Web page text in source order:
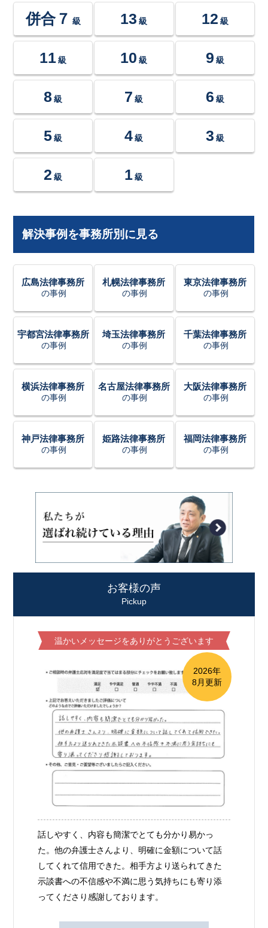
併合７ 級 13 級 12 級
11 級 10 級 9 級
8 級 7 級 6 級
5 級 4 級 3 級
2 級 1 級
解決事例を事務所別に見る
広島法律事務所
の事例
札幌法律事務所
の事例
東京法律事務所
の事例
宇都宮法律事務所
の事例
埼玉法律事務所
の事例
千葉法律事務所
の事例
横浜法律事務所
の事例
名古屋法律事務所
の事例
大阪法律事務所
の事例
神戸法律事務所
の事例
姫路法律事務所
の事例
福岡法律事務所
の事例
お客様の声
Pickup
温かいメッセージをありがとうございます
2026年
8月更新
話しやすく、内容も簡潔でとても分かり易かっ
た。他の弁護士さんより、明確に金額について話
してくれて信用できた。相手方より送られてきた
示談書への不信感や不満に思う気持ちにも寄り添
ってくださり感謝しております。